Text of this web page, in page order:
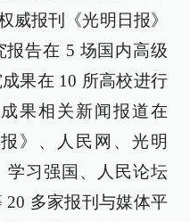
威报刊《光明日报》
报告在 5 场国内高级
果在 10 所高校进行
果相关新闻报道在
》、人民网、光明
学习强国、人民论坛
20 多家报刊与媒体平